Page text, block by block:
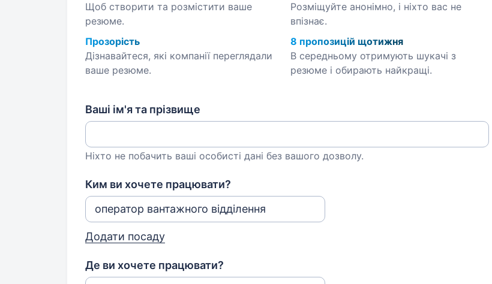
Щоб створити та розмістити ваше
резюме.
Розміщуйте анонімно, і ніхто вас не
впізнає.
Прозорість
Дізнавайтеся, які компанії переглядали
ваше резюме.
8 пропозицій щотижня
В середньому отримують шукачі з
резюме і обирають найкращі.
Ваші ім'я та прізвище
Ніхто не побачить ваші особисті дані без вашого дозволу.
Ким ви хочете працювати?
Додати посаду
Де ви хочете працювати?